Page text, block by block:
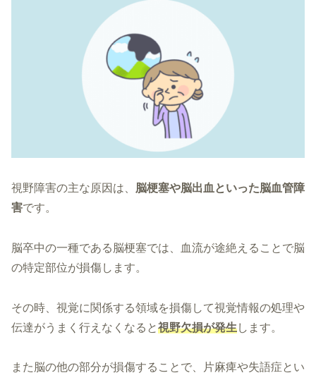
視野障害の主な原因は、 脳梗塞や脳出血といった脳血管障
害です。
脳卒中の一種である脳梗塞では、血流が途絶えることで脳
の特定部位が損傷します。
その時、視覚に関係する領域を損傷して視覚情報の処理や
伝達がうまく行えなくなると視野欠損が発生します。
また脳の他の部分が損傷することで、片麻痺や失語症とい